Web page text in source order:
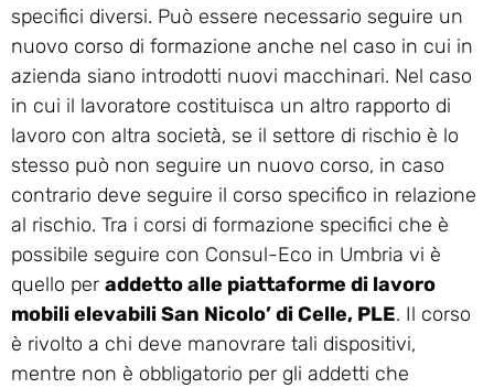
specifici diversi. Può essere necessario seguire un
nuovo corso di formazione anche nel caso in cui in
azienda siano introdotti nuovi macchinari. Nel caso
in cui il lavoratore costituisca un altro rapporto di
lavoro con altra società, se il settore di rischio è lo
stesso può non seguire un nuovo corso, in caso
contrario deve seguire il corso specifico in relazione
al rischio. Tra i corsi di formazione specifici che è
possibile seguire con Consul-Eco in Umbria vi è
quello per addetto alle piattaforme di lavoro
mobili elevabili San Nicolo’ di Celle, PLE. Il corso
è rivolto a chi deve manovrare tali dispositivi,
mentre non è obbligatorio per gli addetti che